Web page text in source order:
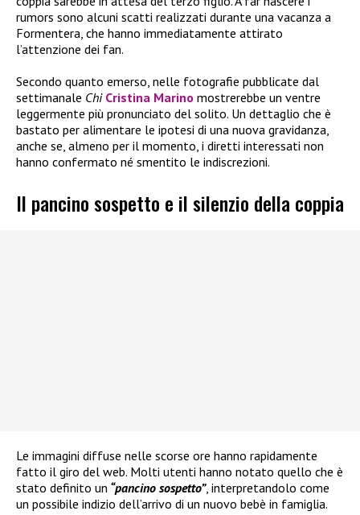
rumors sono alcuni scatti realizzati durante una vacanza a
Formentera, che hanno immediatamente attirato
l’attenzione dei fan.
Secondo quanto emerso, nelle fotografie pubblicate dal
settimanale Chi Cristina Marino mostrerebbe un ventre
leggermente più pronunciato del solito. Un dettaglio che è
bastato per alimentare le ipotesi di una nuova gravidanza,
anche se, almeno per il momento, i diretti interessati non
hanno confermato né smentito le indiscrezioni.
Il pancino sospetto e il silenzio della coppia
Le immagini diffuse nelle scorse ore hanno rapidamente
fatto il giro del web. Molti utenti hanno notato quello che è
stato definito un “pancino sospetto”, interpretandolo come
un possibile indizio dell’arrivo di un nuovo bebè in famiglia.